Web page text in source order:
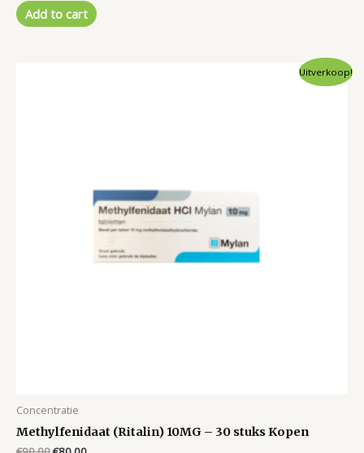
was:
€60.00.
is:
€55.00.
Add to cart
Uitverkoop!
Concentratie
Methylfenidaat (Ritalin) 10MG – 30 stuks Kopen